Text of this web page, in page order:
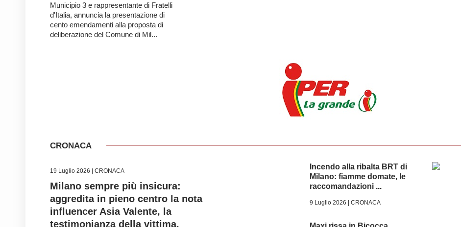
Municipio 3 e rappresentante di Fratelli
d'Italia, annuncia la presentazione di
cento emendamenti alla proposta di
deliberazione del Comune di Mil...
CRONACA
19 Luglio 2026 | CRONACA
Milano sempre più insicura:
aggredita in pieno centro la nota
influencer Asia Valente, la
testimonianza della vittima.
Incendo alla ribalta BRT di
Milano: fiamme domate, le
raccomandazioni ...
9 Luglio 2026 | CRONACA